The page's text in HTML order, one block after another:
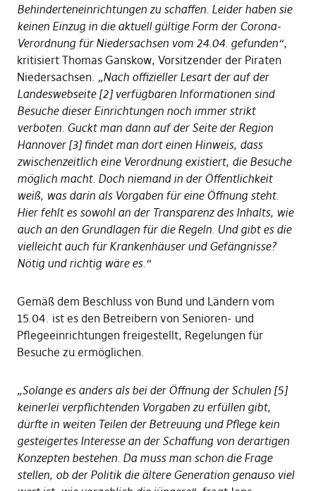
Behinderteneinrichtungen zu schaffen. Leider haben sie
keinen Einzug in die aktuell gültige Form der Corona-
Verordnung für Niedersachsen vom 24.04. gefunden“,
kritisiert Thomas Ganskow, Vorsitzender der Piraten
Niedersachsen. „Nach offizieller Lesart der auf der
Landeswebseite [2] verfügbaren Informationen sind
Besuche dieser Einrichtungen noch immer strikt
verboten. Guckt man dann auf der Seite der Region
Hannover [3] findet man dort einen Hinweis, dass
zwischenzeitlich eine Verordnung existiert, die Besuche
möglich macht. Doch niemand in der Öffentlichkeit
weiß, was darin als Vorgaben für eine Öffnung steht.
Hier fehlt es sowohl an der Transparenz des Inhalts, wie
auch an den Grundlagen für die Regeln. Und gibt es die
vielleicht auch für Krankenhäuser und Gefängnisse?
Nötig und richtig wäre es.“
Gemäß dem Beschluss von Bund und Ländern vom
15.04. ist es den Betreibern von Senioren- und
Pflegeeinrichtungen freigestellt, Regelungen für
Besuche zu ermöglichen.
„Solange es anders als bei der Öffnung der Schulen [5]
keinerlei verpflichtenden Vorgaben zu erfüllen gibt,
dürfte in weiten Teilen der Betreuung und Pflege kein
gesteigertes Interesse an der Schaffung von derartigen
Konzepten bestehen. Da muss man schon die Frage
stellen, ob der Politik die ältere Generation genauso viel